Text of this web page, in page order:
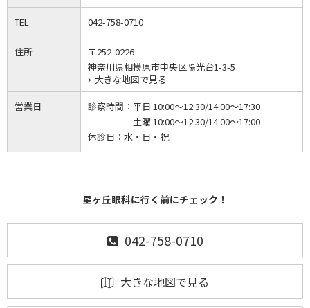
TEL 042-758-0710
住所
〒252-0226
神奈川県相模原市中央区陽光台1-3-5
大きな地図で見る
営業日 診察時間： 平日 10:00～12:30/14:00～17:30
土曜 10:00～12:30/14:00～17:00
休診日： 水・日・祝
星ヶ丘眼科に行く前にチェック！
042-758-0710
大きな地図で見る